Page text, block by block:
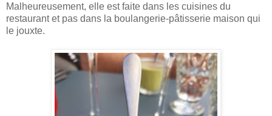
Malheureusement, elle est faite dans les cuisines du
restaurant et pas dans la boulangerie-pâtisserie maison qui
le jouxte.